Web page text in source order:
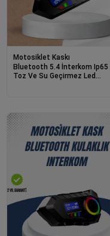
Motosiklet Kaskı
Bluetooth 5.4 İnterkom Ip65
Toz Ve Su Geçirmez Led